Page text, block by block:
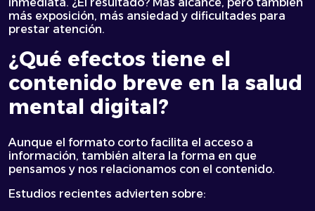
más exposición, más ansiedad y dificultades para
prestar atención.
¿Qué efectos tiene el
contenido breve en la salud
mental digital?
Aunque el formato corto facilita el acceso a
información, también altera la forma en que
pensamos y nos relacionamos con el contenido.
Estudios recientes advierten sobre: